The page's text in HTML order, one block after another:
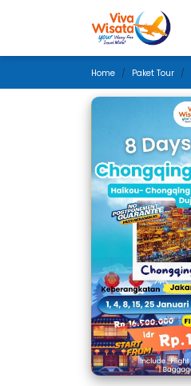
Home Paket Tour